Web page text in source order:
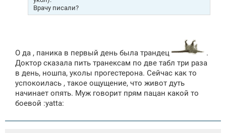
Врачу писали?
О да , паника в первый день была трандец
.
Доктор сказала пить транексам по две табл три раза
в день, ношпа, уколы прогестерона. Сейчас как то
успокоилась , такое ощущение, что живот дуть
начинает опять. Муж говорит прям пацан какой то
боевой :yatta: